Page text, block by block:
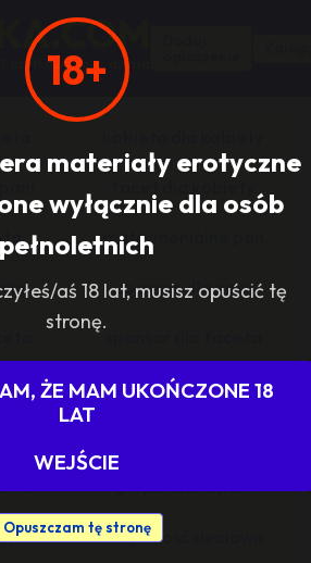
18+
materiały erotyczne
wyłącznie dla osób
pełnoletnich
aś 18 lat, musisz opuścić tę
stronę.
ŻE MAM UKOŃCZONE 18
LAT
WEJŚCIE
Opuszczam tę stronę
użytkowników, działa
matrymonialne pan
sponsor dla pani
agencje towarzyskie
grupa szuka pani
znajomość sieciowa